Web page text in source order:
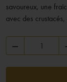
savoureux, une
avec des
